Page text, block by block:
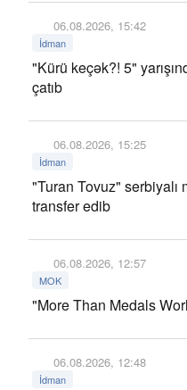
06.08.2026, 15:42
İdman
"Kürü keçək?! 5"
çatıb
06.08.2026, 15:25
İdman
"Turan Tovuz"
transfer edib
06.08.2026, 12:57
MOK
"More Than Medals
06.08.2026, 12:48
İdman